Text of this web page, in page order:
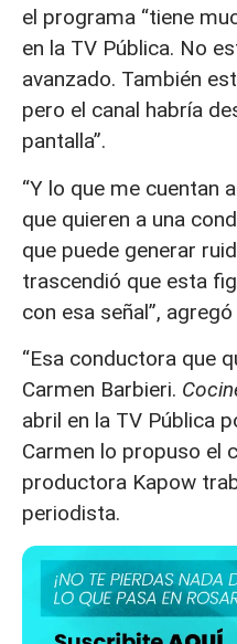
el programa “tiene
en la TV Pública. No
avanzado. También
pero el canal habría
pantalla”.
“Y lo que me cuentan
que quieren a una
que puede generar
trascendió que esta
con esa señal”,
“Esa conductora que
Carmen Barbieri.
abril en la TV Pública
Carmen lo propuso el
productora Kapow
periodista.